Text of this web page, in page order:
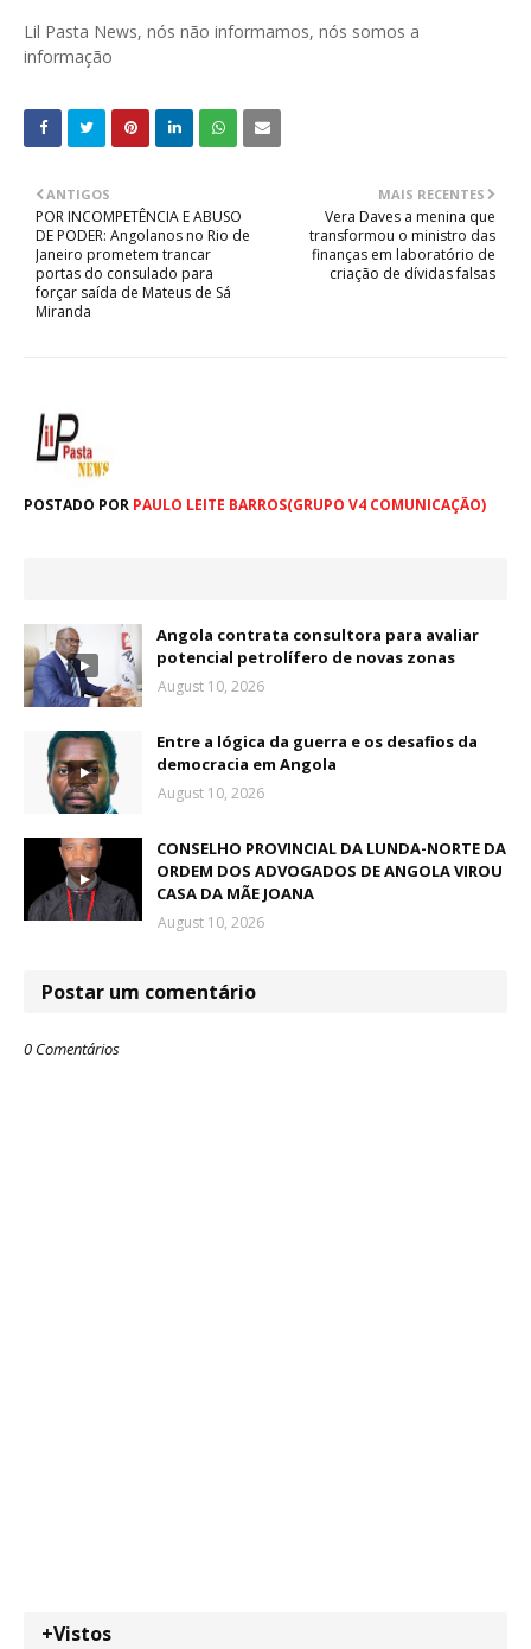
Lil Pasta News, nós não informamos, nós somos a
informação
MAIS RECENTES
Vera Daves a menina que
transformou o ministro das
finanças em laboratório de
criação de dívidas falsas
ANTIGOS
POR INCOMPETÊNCIA E ABUSO
DE PODER: Angolanos no Rio de
Janeiro prometem trancar
portas do consulado para
forçar saída de Mateus de Sá
Miranda
POSTADO POR PAULO LEITE BARROS(GRUPO V4 COMUNICAÇÃO)
Angola contrata consultora para avaliar
potencial petrolífero de novas zonas
August 10, 2026
Entre a lógica da guerra e os desafios da
democracia em Angola
August 10, 2026
CONSELHO PROVINCIAL DA LUNDA-NORTE DA
ORDEM DOS ADVOGADOS DE ANGOLA VIROU
CASA DA MÃE JOANA
August 10, 2026
Postar um comentário
0 Comentários
+Vistos